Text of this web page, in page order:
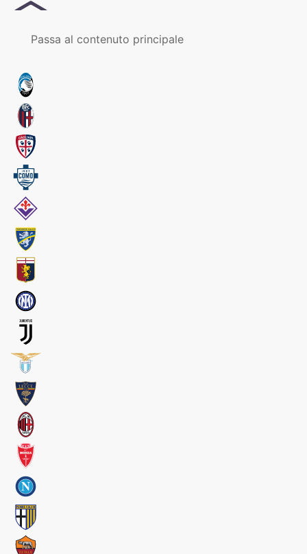
Passa al contenuto principale